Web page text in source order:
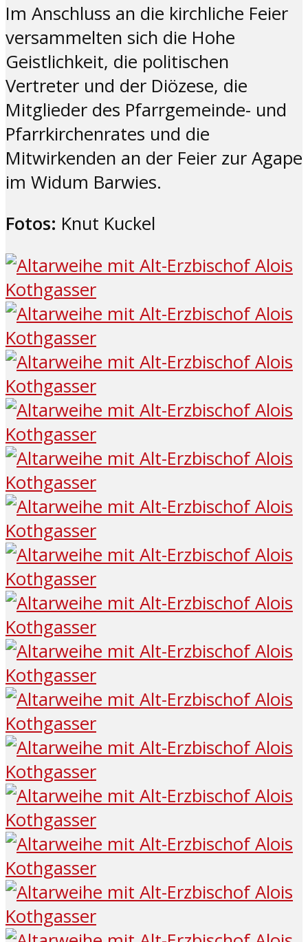
Im Anschluss an die kirchliche Feier
versammelten sich die Hohe
Geistlichkeit, die politischen
Vertreter und der Diözese, die
Mitglieder des Pfarrgemeinde- und
Pfarrkirchenrates und die
Mitwirkenden an der Feier zur Agape
im Widum Barwies.
Fotos: Knut Kuckel